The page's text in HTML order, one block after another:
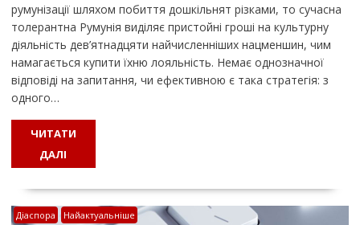
румунізації шляхом побиття дошкільнят різками, то сучасна
толерантна Румунія виділяє пристойні гроші на культурну
діяльність дев’ятнадцяти найчисленніших нацменшин, чим
намагається купити їхню лояльність. Немає однозначної
відповіді на запитання, чи ефективною є така стратегія: з
одного…
ЧИТАТИ
ДАЛІ
Діаспора Найактуальніше